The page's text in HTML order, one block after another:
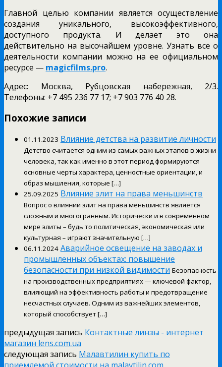
Главной целью компании является осуществление
создания уникального, высокоэффективного,
доступного продукта. И делает это она
действительно на высочайшем уровне. Узнать все о
деятельности компании можно на ее официальном
ресурсе — magicfilms.pro.
Адрес: Москва, Рубцовская набережная, 2/3.
Телефоны: +7 495 236 77 17; +7 903 776 40 28.
Похожие записи
01.11.2023 Влияние детства на развитие личности
Детство считается одним из самых важных этапов в жизни
человека, так как именно в этот период формируются
основные черты характера, ценностные ориентации, и
образ мышления, которые […]
25.09.2025 Влияние элит на права меньшинств
Вопрос о влиянии элит на права меньшинств является
сложным и многогранным. Исторически и в современном
мире элиты – будь то политическая, экономическая или
культурная – играют значительную […]
06.11.2024 Аварийное освещение на заводах и
промышленных объектах: повышение
безопасности при низкой видимости Безопасность
на производственных предприятиях — ключевой фактор,
влияющий на эффективность работы и предотвращение
несчастных случаев. Одним из важнейших элементов,
который способствует […]
предыдущая запись Контактные линзы - интернет
магазин lens.com.ua
следующая запись Малавтилин купить по